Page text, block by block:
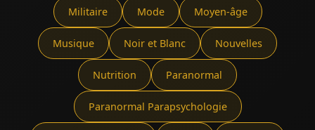
Militaire Mode Moyen-âge
Musique Noir et Blanc Nouvelles
Nutrition Paranormal
Paranormal Parapsychologie